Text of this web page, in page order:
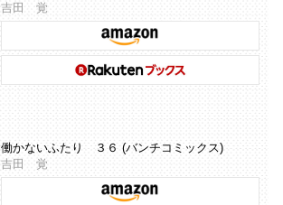
吉田 覚
働かないふたり ３６ (バンチコミックス)
吉田 覚